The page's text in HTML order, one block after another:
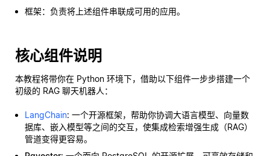
框架：负责将上述组件串联成可用的应用。
核心组件说明
本教程将带你在 Python 环境下，借助以下组件一步步搭建一个
初级的 RAG 聊天机器人：
LangChain: 一个开源框架，帮助你协调大语言模型、向量数
据库、嵌入模型等之间的交互，使集成检索增强生成（RAG）
管道变得更容易。